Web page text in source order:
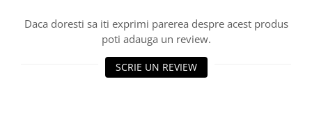
Daca doresti sa iti exprimi parerea despre acest produs
poti adauga un review.
SCRIE UN REVIEW